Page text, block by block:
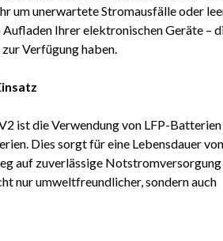
um unerwartete Stromausfälle oder
Ihrer elektronischen Geräte –
Verfügung haben.
ist die Verwendung von LFP-
Dies sorgt für eine Lebensdauer
auf zuverlässige
nur umweltfreundlicher, sondern auch